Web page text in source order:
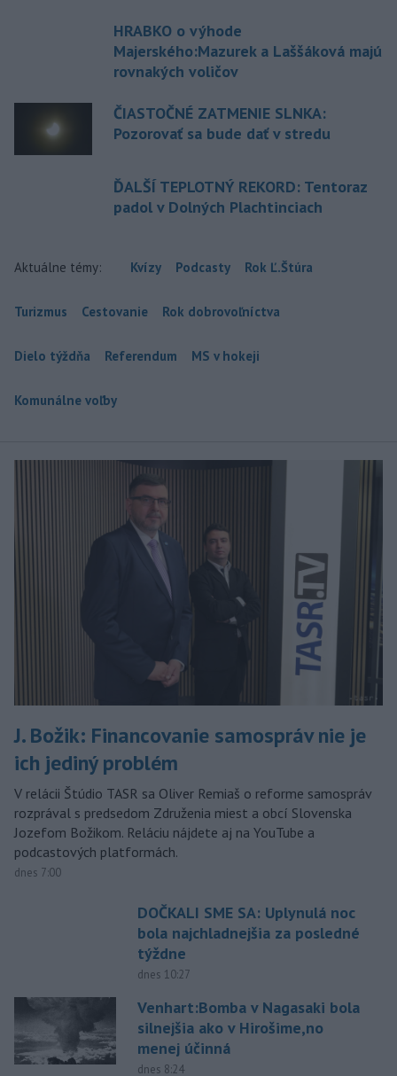
HRABKO o výhode
Majerského:Mazurek a Laššáková majú
rovnakých voličov
ČIASTOČNÉ ZATMENIE SLNKA:
Pozorovať sa bude dať v stredu
ĎALŠÍ TEPLOTNÝ REKORD: Tentoraz
padol v Dolných Plachtinciach
Aktuálne témy: Kvízy Podcasty Rok Ľ.Štúra
Turizmus Cestovanie Rok dobrovoľníctva
Dielo týždňa Referendum MS v hokeji
Komunálne voľby
J. Božik: Financovanie samospráv nie je
ich jediný problém
V relácii Štúdio TASR sa Oliver Remiaš o reforme samospráv
rozprával s predsedom Združenia miest a obcí Slovenska
Jozefom Božikom. Reláciu nájdete aj na YouTube a
podcastových platformách.
dnes 7:00
DOČKALI SME SA: Uplynulá noc
bola najchladnejšia za posledné
týždne
dnes 10:27
Venhart:Bomba v Nagasaki bola
silnejšia ako v Hirošime,no
menej účinná
dnes 8:24